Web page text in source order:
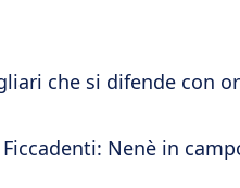
che si difende con
Nenè in